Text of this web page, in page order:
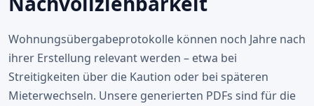
Wohnungsübergabeprotokolle können noch Jahre nach
ihrer Erstellung relevant werden – etwa bei
Streitigkeiten über die Kaution oder bei späteren
Mieterwechseln. Unsere generierten PDFs sind für die